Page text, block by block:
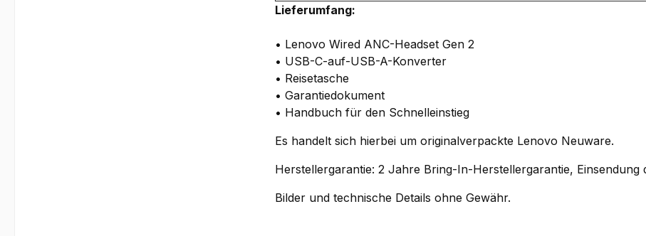
Lieferumfang:
• Lenovo Wired ANC-Headset Gen 2
• USB-C-auf-USB-A-Konverter
• Reisetasche
• Garantiedokument
• Handbuch für den Schnelleinstieg
Es handelt sich hierbei um originalverpackte Lenovo Neuware.
Herstellergarantie: 2 Jahre Bring-In-Herstellergarantie, Einsendung
Bilder und technische Details ohne Gewähr.